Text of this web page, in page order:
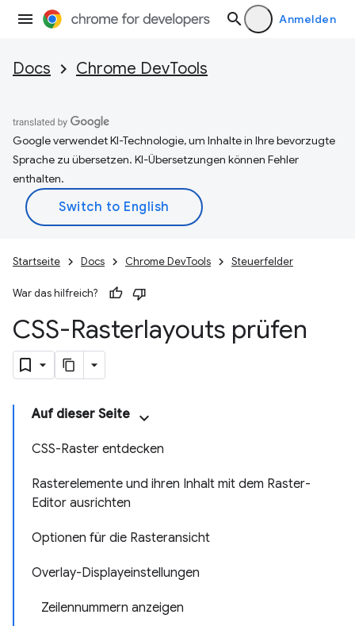
Anmelden
Docs Chrome DevTools
Google verwendet KI-Technologie, um Inhalte in Ihre bevorzugte
Sprache zu übersetzen. KI-Übersetzungen können Fehler
enthalten.
Startseite Docs Chrome DevTools Steuerfelder
War das hilfreich?
CSS-Rasterlayouts prüfen
Auf dieser Seite
CSS-Raster entdecken
Rasterelemente und ihren Inhalt mit dem Raster-
Editor ausrichten
Optionen für die Rasteransicht
Overlay-Displayeinstellungen
Zeilennummern anzeigen